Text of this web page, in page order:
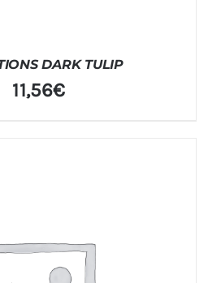
DARK TULIP
11,56€